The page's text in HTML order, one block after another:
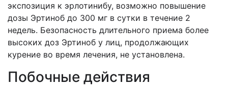
экспозиция к эрлотинибу, возможно повышение
дозы Эртиноб до 300 мг в сутки в течение 2
недель. Безопасность длительного приема более
высоких доз Эртиноб у лиц, продолжающих
курение во время лечения, не установлена.
Побочные действия